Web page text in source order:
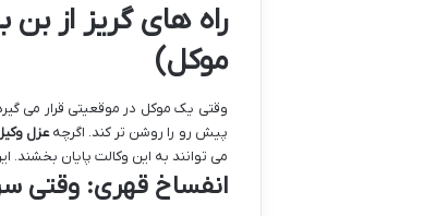
راه های گریز از
موکل)
وقتی یک موکل در موقعیتی قرار می
پیش رو را روشن تر کند. اگرچهعزل
می توانند به این وکالت پایان
انفساخ قهری: وقتی